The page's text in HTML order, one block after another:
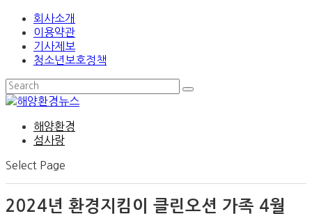
회사소개
이용약관
기사제보
청소년보호정책
해양환경
섬사랑
Select Page
2024년 환경지킴이 클린오션 가족 4월